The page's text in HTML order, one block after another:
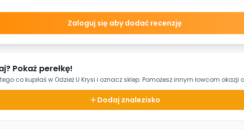
Zaloguj się aby dodać recenzję
Pokaż perełkę!
co kupiłaś w Odzież U Krysi i oznacz sklep. Pomożesz innym łowcom okazji
Dodaj znalezisko